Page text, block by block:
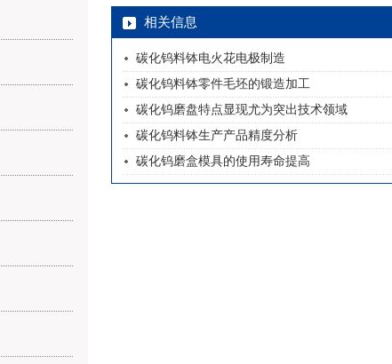
相关信息
碳化钨料钵电火花电极制造
碳化钨料钵零件毛坯的锻造加工
碳化钨磨盘特点显现尤为突出技术领域
碳化钨料钵生产产品精度分析
碳化钨磨盒模具的使用寿命提高